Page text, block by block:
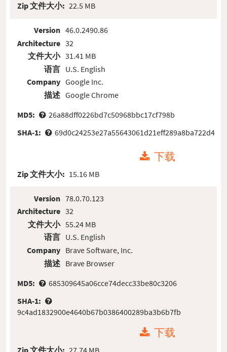
Zip 文件大小: 22.5 MB
Version
Architecture
文件大小
语言
Company
描述
46.0.2490.86
32
31.41 MB
U.S. English
Google Inc.
Google Chrome
MD5:
26a88dff0226bd7c50968bbc17cf798b
SHA-1:
69d0c24253e27a55643061d21eff289a8ba722d4
下载
Zip 文件大小: 15.16 MB
Version
Architecture
文件大小
语言
Company
描述
78.0.70.123
32
55.24 MB
U.S. English
Brave Software, Inc.
Brave Browser
MD5:
685309645a06cce74decc33be80c3206
SHA-1:
9c4ad1832900e4640b67b0386400289ba3b6b7fb
下载